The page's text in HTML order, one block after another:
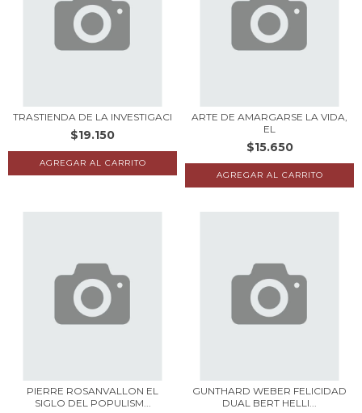
TRASTIENDA DE LA INVESTIGACI
$19.150
ARTE DE AMARGARSE LA VIDA,
EL
$15.650
PIERRE ROSANVALLON EL
SIGLO DEL POPULISM...
GUNTHARD WEBER FELICIDAD
DUAL BERT HELLI...